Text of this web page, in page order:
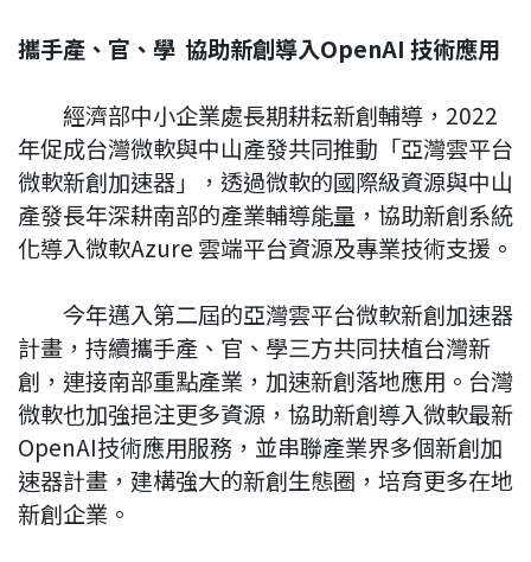
攜手產、官、學 協助新創導入OpenAI 技術應用
經濟部中小企業處長期耕耘新創輔導，2022
年促成台灣微軟與中山產發共同推動「亞灣雲平台
微軟新創加速器」，透過微軟的國際級資源與中山
產發長年深耕南部的產業輔導能量，協助新創系統
化導入微軟Azure 雲端平台資源及專業技術支援。
今年邁入第二屆的亞灣雲平台微軟新創加速器
計畫，持續攜手產、官、學三方共同扶植台灣新
創，連接南部重點產業，加速新創落地應用。台灣
微軟也加強挹注更多資源，協助新創導入微軟最新
OpenAI技術應用服務，並串聯產業界多個新創加
速器計畫，建構強大的新創生態圈，培育更多在地
新創企業。